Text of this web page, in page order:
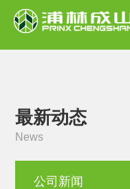
最新动态
News
公司新闻